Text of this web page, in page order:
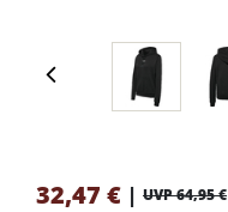
32,47 € | UVP 64,95 €